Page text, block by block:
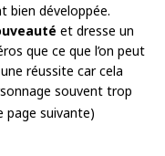
bien développée.
et dresse un
que ce que l’on peut
réussite car cela
souvent trop
page suivante)